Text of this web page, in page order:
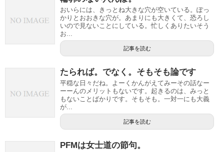
おいらには、きっとね大きな穴が空いている。ぽっ
かりとおおきな穴が。あまりにも大きくて、恐ろし
いので見ないことにしている。忙しくありたいそう
お...
記事を読む
たられば。でなく。そもそも論です
平穏な日々だね。よーくかんがえてみーその話なー
ーーんのメリットもないです。起きるのは、みっと
もないことばかりです。そもそも。一対一にも大義
が...
記事を読む
PFMは女士道の節句。